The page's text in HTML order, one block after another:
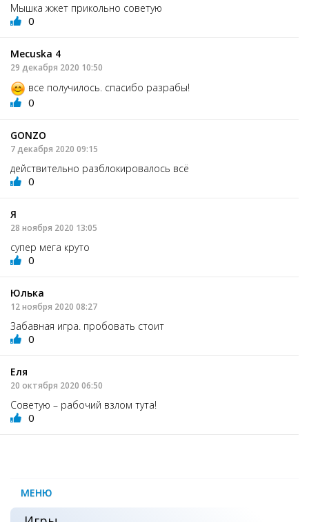
Мышка жжет прикольно советую
0
Mecuska 4
29 декабря 2020 10:50
все получилось. спасибо разрабы!
0
GONZO
7 декабря 2020 09:15
действительно разблокировалось всё
0
Я
28 ноября 2020 13:05
супер мега круто
0
Юлька
12 ноября 2020 08:27
Забавная игра. пробовать стоит
0
Еля
20 октября 2020 06:50
Советую – рабочий взлом тута!
0
МЕНЮ